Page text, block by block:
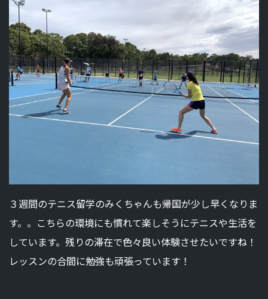
３週間のテニス留学のみくちゃんも帰国が少し早くなりま
す。。こちらの環境にも慣れて楽しそうにテニスや生活を
しています。残りの滞在で色々良い体験させたいですね！
レッスンの合間に勉強も頑張っています！